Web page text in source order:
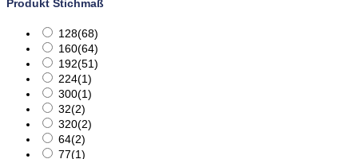
Produkt Stichmaß
128(68)
160(64)
192(51)
224(1)
300(1)
32(2)
320(2)
64(2)
77(1)